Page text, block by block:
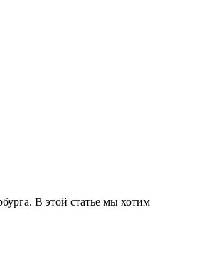
В этой статье мы хотим